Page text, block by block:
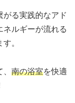
がる実践的なアド
ネルギーが流れる
。
南の浴室を快適